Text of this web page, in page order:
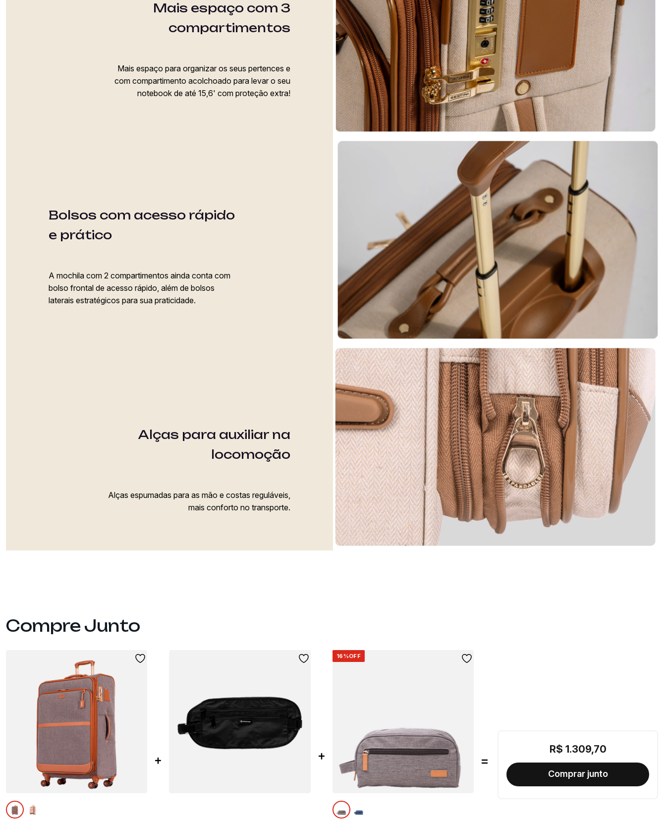
Mais espaço com 3
compartimentos
Mais espaço para organizar os seus pertences e
com compartimento acolchoado para levar o seu
notebook de até 15,6' com proteção extra!
Bolsos com acesso rápido
e prático
A mochila com 2 compartimentos ainda conta com
bolso frontal de acesso rápido, além de bolsos
laterais estratégicos para sua praticidade.
Alças para auxiliar na
locomoção
Alças espumadas para as mão e costas reguláveis,
mais conforto no transporte.
16%OFF
R$ 1.309,70